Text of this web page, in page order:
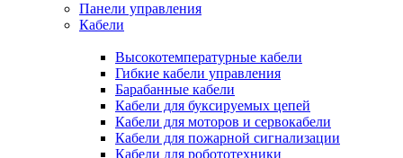
Панели управления
Кабели
Высокотемпературные кабели
Гибкие кабели управления
Барабанные кабели
Кабели для буксируемых цепей
Кабели для моторов и сервокабели
Кабели для пожарной сигнализации
Кабели для робототехники